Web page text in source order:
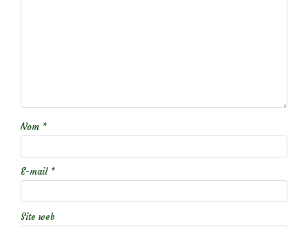
Nom *
E-mail *
Site web